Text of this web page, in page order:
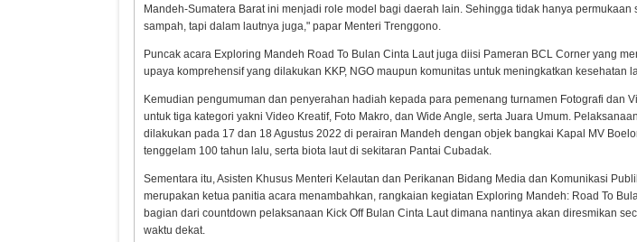
Mandeh-Sumatera Barat ini menjadi role model bagi daerah lain. Sehingga tidak hanya permukaan
sampah, tapi dalam lautnya juga," papar Menteri Trenggono.
Puncak acara Exploring Mandeh Road To Bulan Cinta Laut juga diisi Pameran BCL Corner yang
upaya komprehensif yang dilakukan KKP, NGO maupun komunitas untuk meningkatkan kesehatan
Kemudian pengumuman dan penyerahan hadiah kepada para pemenang turnamen Fotografi dan
untuk tiga kategori yakni Video Kreatif, Foto Makro, dan Wide Angle, serta Juara Umum.
dilakukan pada 17 dan 18 Agustus 2022 di perairan Mandeh dengan objek bangkai Kapal MV
tenggelam 100 tahun lalu, serta biota laut di sekitaran Pantai Cubadak.
Sementara itu, Asisten Khusus Menteri Kelautan dan Perikanan Bidang Media dan Komunikasi
merupakan ketua panitia acara menambahkan, rangkaian kegiatan Exploring Mandeh: Road To
bagian dari countdown pelaksanaan Kick Off Bulan Cinta Laut dimana nantinya akan diresmikan
waktu dekat.